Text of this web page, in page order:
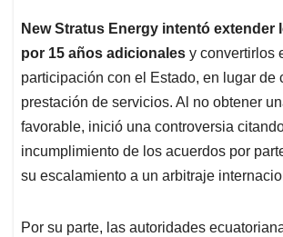
New Stratus Energy intentó extender
por 15 años adicionales y convertirlos
participación con el Estado, en lugar de
prestación de servicios. Al no obtener
favorable, inició una controversia
incumplimiento de los acuerdos por
su escalamiento a un arbitraje
Por su parte, las autoridades